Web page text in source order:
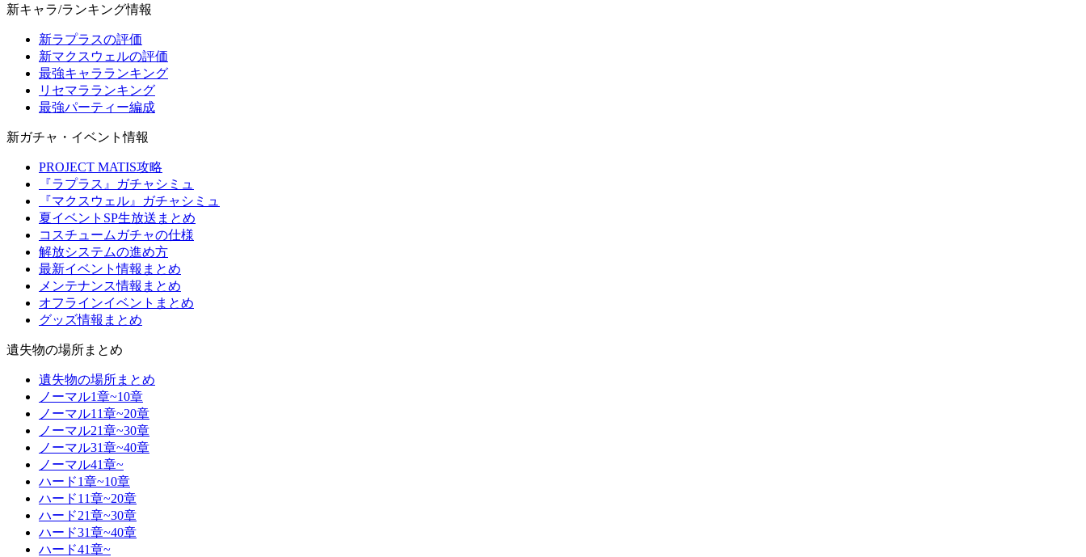
新キャラ/ランキング情報
新ラプラスの評価
新マクスウェルの評価
最強キャラランキング
リセマラランキング
最強パーティー編成
新ガチャ・イベント情報
PROJECT MATIS攻略
『ラプラス』ガチャシミュ
『マクスウェル』ガチャシミュ
夏イベントSP生放送まとめ
コスチュームガチャの仕様
解放システムの進め方
最新イベント情報まとめ
メンテナンス情報まとめ
オフラインイベントまとめ
グッズ情報まとめ
遺失物の場所まとめ
遺失物の場所まとめ
ノーマル1章~10章
ノーマル11章~20章
ノーマル21章~30章
ノーマル31章~40章
ノーマル41章~
ハード1章~10章
ハード11章~20章
ハード21章~30章
ハード31章~40章
ハード41章~